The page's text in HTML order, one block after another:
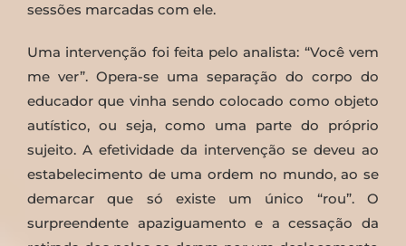
sessões marcadas com ele.
Uma intervenção foi feita pelo analista: “Você vem
me ver”. Opera-se uma separação do corpo do
educador que vinha sendo colocado como objeto
autístico, ou seja, como uma parte do próprio
sujeito. A efetividade da intervenção se deveu ao
estabelecimento de uma ordem no mundo, ao se
demarcar que só existe um único “rou”. O
surpreendente apaziguamento e a cessação da